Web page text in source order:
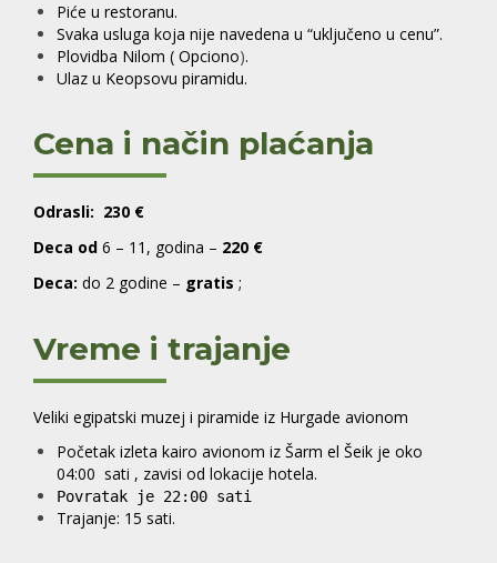
Piće u restoranu.
Svaka usluga koja nije navedena u “uključeno u cenu”.
Plovidba Nilom ( Opciono).
Ulaz u Keopsovu piramidu.
Cena i način plaćanja
Odrasli: 230 €
Deca od 6 – 11, godina – 220 €
Deca: do 2 godine – gratis ;
Vreme i trajanje
Veliki egipatski muzej i piramide iz Hurgade avionom
Početak izleta kairo avionom iz Šarm el Šeik je oko
04:00 sati , zavisi od lokacije hotela.
Povratak је 22:00 sati
Trajanje: 15 sati.